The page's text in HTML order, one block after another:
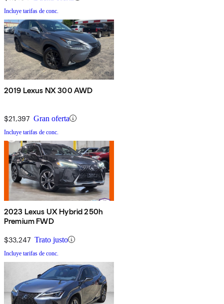
Incluye tarifas de conc.
2019 Lexus NX 300 AWD
$21,397 Gran oferta
Incluye tarifas de conc.
2023 Lexus UX Hybrid 250h
Premium FWD
$33,247 Trato justo
Incluye tarifas de conc.